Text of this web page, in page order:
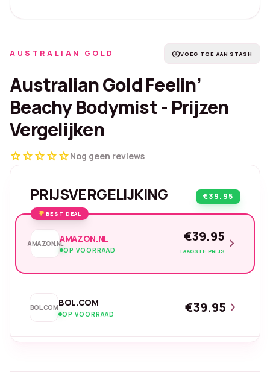
AUSTRALIAN GOLD add_circleVOEG TOE AAN STASH
Australian Gold Feelin’
Beachy Bodymist - Prijzen
Vergelijken
starstarstarstarstarNog geen reviews
PRIJSVERGELIJKING €39.95
BEST DEAL
AMAZON.NLAMAZON.NL
OP VOORRAAD
€39.95
LAAGSTE PRIJS chevron_right
BOL.COMBOL.COM
OP VOORRAAD €39.95 chevron_right